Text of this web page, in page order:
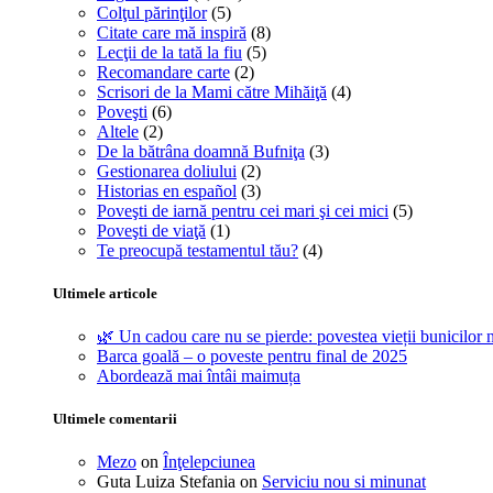
Colţul părinţilor(5)
Citate care mă inspiră (8)
Lecţii de la tată la fiu (5)
Recomandare carte (2)
Scrisori de la Mami către Mihăiţă (4)
Poveşti (6)
Altele (2)
De la bătrâna doamnă Bufniţa (3)
Gestionarea doliului (2)
Historias en español (3)
Poveşti de iarnă pentru cei mari şi cei mici (5)
Poveşti de viaţă (1)
Te preocupă testamentul tău? (4)
Ultimele articole
🌿 Un cadou care nu se pierde: povestea vieții bunicilor
Barca goală – o poveste pentru final de 2025
Abordează mai întâi maimuța
Ultimele comentarii
Mezo on Înţelepciunea
Guta Luiza Stefania on Serviciu nou si minunat